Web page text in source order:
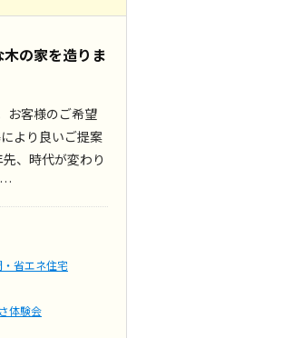
の家を造りま
お客様のご希望
より良いご提案
、時代が変わり
…
省エネ住宅
体験会